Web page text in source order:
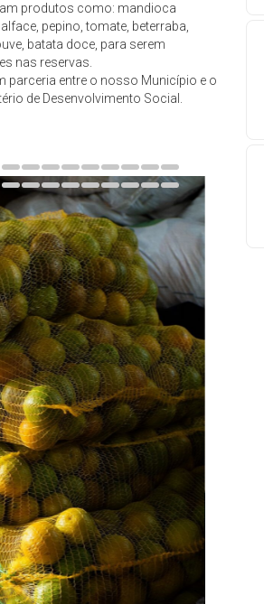
produtos como: mandioca
pepino, tomate, beterraba,
batata doce, para serem
nas reservas.
parceria entre o nosso Município e o
de Desenvolvimento Social.